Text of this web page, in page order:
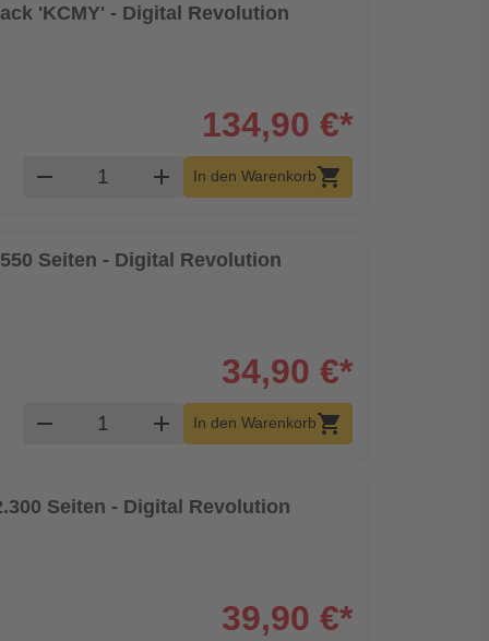
'KCMY' - Digital Revolution
134,90 €*
remove Produkt Warenkorb Menge
add In den Warenkorbshopping_cart
Seiten - Digital Revolution
34,90 €*
remove Produkt Warenkorb Menge
add In den Warenkorbshopping_cart
Seiten - Digital Revolution
39,90 €*